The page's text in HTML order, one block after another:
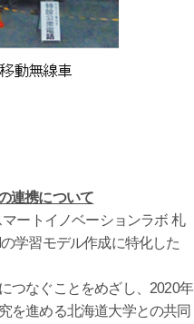
連携について
ートイノベーションラボ 札
学習モデル作成に特化した
つなぐことをめざし、2020年
を進める北海道大学との共同